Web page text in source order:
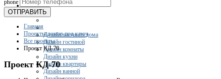
Дизайн
Дизайн частного дома
Дизайн гостиной
Дизайн комнаты
Дизайн кухни
Дизайн квартиры
Дизайн ванной
phone
ОТПРАВИТЬ
Главная
Проекты домов под ключ
Все проекты
Проект КД-70
Проект КД-70